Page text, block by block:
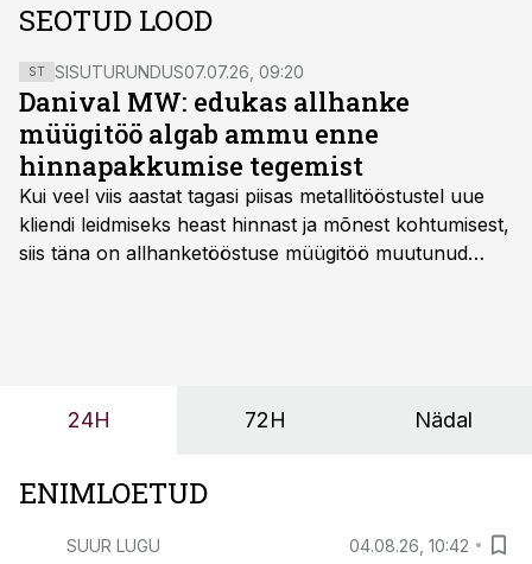
SEOTUD LOOD
ST SISUTURUNDUS07.07.26, 09:20
Danival MW: edukas allhanke
müügitöö algab ammu enne
hinnapakkumise tegemist
Kui veel viis aastat tagasi piisas metallitööstustel uue
kliendi leidmiseks heast hinnast ja mõnest kohtumisest,
siis täna on allhanketööstuse müügitöö muutunud
24H 72H Nädal
ENIMLOETUD
SUUR LUGU 04.08.26, 10:42